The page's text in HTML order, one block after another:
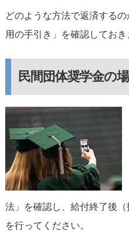
どのような方法で返済する
用の手引き」を確認しておき
民間団体奨学金の
法」を確認し、給付終了後
を行ってください。